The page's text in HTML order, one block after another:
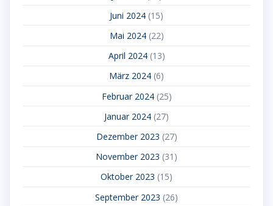
Juni 2024 (15)
Mai 2024(22)
April 2024(13)
März 2024 (6)
Februar 2024(25)
Januar 2024 (27)
Dezember 2023 (27)
November 2023 (31)
Oktober 2023 (15)
September 2023 (26)